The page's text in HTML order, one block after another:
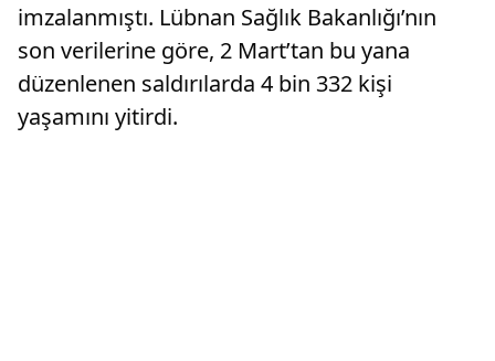
imzalanmıştı. Lübnan Sağlık Bakanlığı’nın
son verilerine göre, 2 Mart’tan bu yana
düzenlenen saldırılarda 4 bin 332 kişi
yaşamını yitirdi.